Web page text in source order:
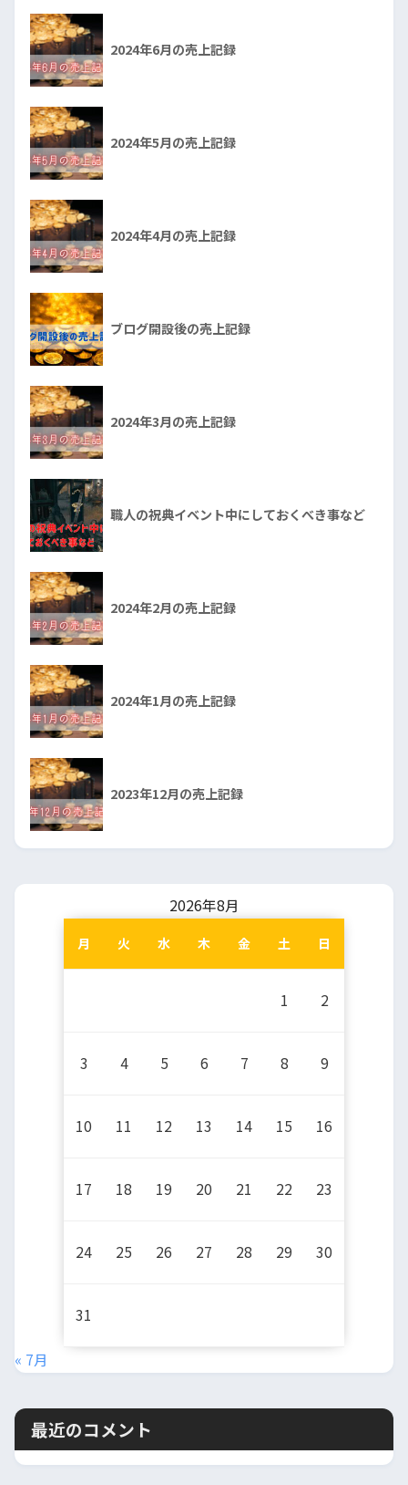
2024年6月の売上記録
2024年5月の売上記録
2024年4月の売上記録
ブログ開設後の売上記録
2024年3月の売上記録
職人の祝典イベント中にしておくべき事など
2024年2月の売上記録
2024年1月の売上記録
2023年12月の売上記録
2026年8月
月 火 水 木 金 土 日
1 2
3 4 5 6 7 8 9
10 11 12 13 14 15 16
17 18 19 20 21 22 23
24 25 26 27 28 29 30
31
« 7月
最近のコメント